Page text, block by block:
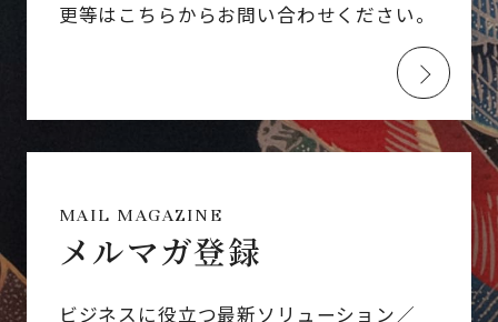
更等はこちらからお問い合わせください。
MAIL MAGAZINE
メルマガ登録
ビジネスに役立つ最新ソリューション／